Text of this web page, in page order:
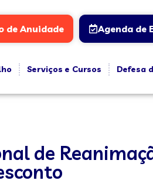
de Anuidade Agenda de
Serviços e Cursos
Defesa
de